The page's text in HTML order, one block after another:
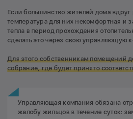
Если большинство жителей дома
температура для них некомфортная и
тепла в период прохождения
сделать это через свою управляющую
Для этого собственникам помещений
собрание, где будет принято
Управляющая компания обязана
жалобу жильцов в течение суток: